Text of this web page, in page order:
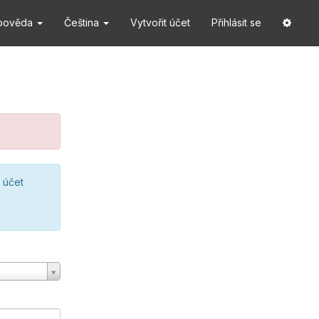
Čeština Vytvořit účet Přihlásit se
účet